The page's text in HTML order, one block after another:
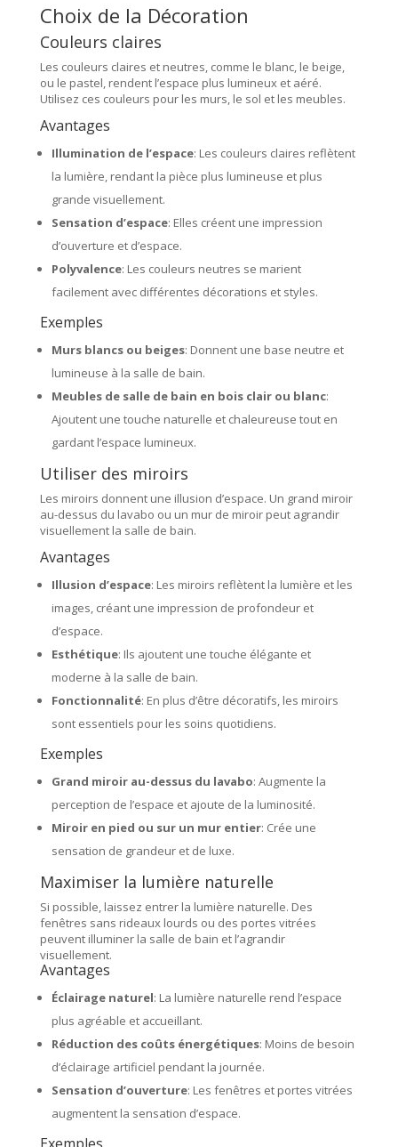
Choix de la Décoration
Couleurs claires
Les couleurs claires et neutres, comme le blanc, le beige,
ou le pastel, rendent l’espace plus lumineux et aéré.
Utilisez ces couleurs pour les murs, le sol et les meubles.
Avantages
Illumination de l’espace: Les couleurs claires reflètent
la lumière, rendant la pièce plus lumineuse et plus
grande visuellement.
Sensation d’espace: Elles créent une impression
d’ouverture et d’espace.
Polyvalence: Les couleurs neutres se marient
facilement avec différentes décorations et styles.
Exemples
Murs blancs ou beiges: Donnent une base neutre et
lumineuse à la salle de bain.
Meubles de salle de bain en bois clair ou blanc:
Ajoutent une touche naturelle et chaleureuse tout en
gardant l’espace lumineux.
Utiliser des miroirs
Les miroirs donnent une illusion d’espace. Un grand miroir
au-dessus du lavabo ou un mur de miroir peut agrandir
visuellement la salle de bain.
Avantages
Illusion d’espace: Les miroirs reflètent la lumière et les
images, créant une impression de profondeur et
d’espace.
Esthétique: Ils ajoutent une touche élégante et
moderne à la salle de bain.
Fonctionnalité: En plus d’être décoratifs, les miroirs
sont essentiels pour les soins quotidiens.
Exemples
Grand miroir au-dessus du lavabo: Augmente la
perception de l’espace et ajoute de la luminosité.
Miroir en pied ou sur un mur entier: Crée une
sensation de grandeur et de luxe.
Maximiser la lumière naturelle
Si possible, laissez entrer la lumière naturelle. Des
fenêtres sans rideaux lourds ou des portes vitrées
peuvent illuminer la salle de bain et l’agrandir
visuellement.
Avantages
Éclairage naturel: La lumière naturelle rend l’espace
plus agréable et accueillant.
Réduction des coûts énergétiques: Moins de besoin
d’éclairage artificiel pendant la journée.
Sensation d’ouverture: Les fenêtres et portes vitrées
augmentent la sensation d’espace.
Exemples